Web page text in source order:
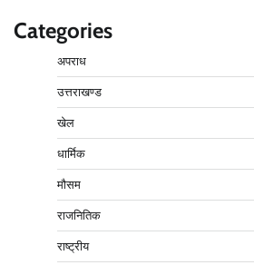
Categories
अपराध
उत्तराखण्ड
खेल
धार्मिक
मौसम
राजनितिक
राष्ट्रीय